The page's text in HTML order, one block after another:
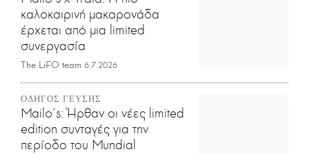
καλοκαιρινή μακαρονάδα
έρχεται από μια limited
συνεργασία
The LiFO team 6.7.2026
ΟΔΗΓΟΣ ΓΕΥΣΗΣ
Mailo’s: Ήρθαν οι νέες limited
edition συνταγές για την
περίοδο του Mundial